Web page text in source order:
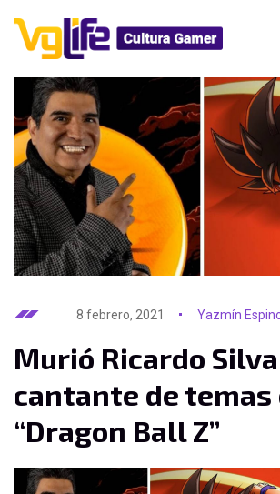
8 febrero, 2021 Yazmín
Murió Ricardo
cantante de temas
“Dragon Ball Z”